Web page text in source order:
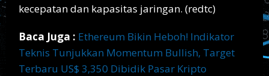
kecepatan dan kapasitas jaringan. (redtc)
Baca Juga : Ethereum Bikin Heboh! Indikator
Teknis Tunjukkan Momentum Bullish, Target
Terbaru US$ 3,350 Dibidik Pasar Kripto